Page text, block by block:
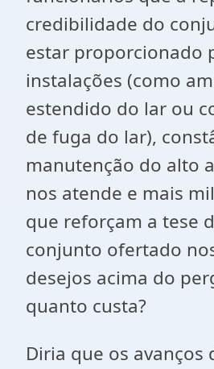
credibilidade do
estar proporcionado
instalações (como
estendido do lar ou
de fuga do lar),
manutenção do alto
nos atende e mais
que reforçam a tese
conjunto ofertado
desejos acima do
quanto custa?
Diria que os avanços